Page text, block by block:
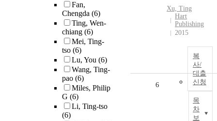
Fan,
Chengda (6)
Ting, Wen-
chiang (6)
Mei, Ting-
tso (6)
Lu, You (6)
Wang, Ting-
pao (6)
Miles, Philip
G (6)
Li, Ting-tso
(6)
Xu, Ting
Hart
Publishing
2015
복
사/
대출
신청
목
차
보
6